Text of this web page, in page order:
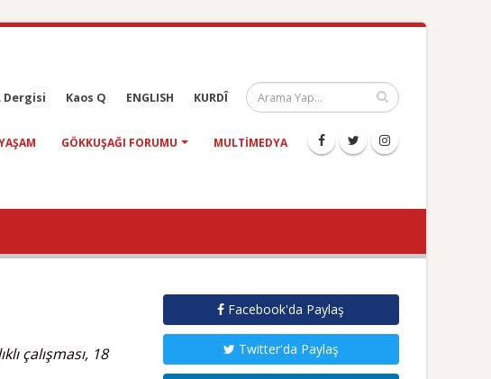
Dergisi Kaos Q ENGLISH KURDÎ
GÖKKUŞAĞI FORUMU MULTIMEDYA
çalışması, 18
Facebook'da Paylaş
Twitter'da Paylaş